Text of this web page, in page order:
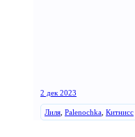
2 дек 2023
Лиля Palenochka Китнисс